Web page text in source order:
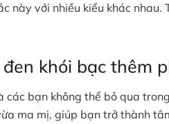
này với nhiều kiểu khác
khói bạc thêm
các bạn không thể bỏ qua
ma mị, giúp bạn trở thành